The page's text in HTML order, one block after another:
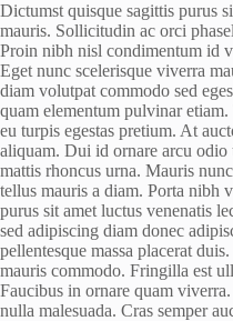
Dictumst quisque sagittis purus
mauris. Sollicitudin ac orci
Proin nibh nisl condimentum id
Eget nunc scelerisque viverra
diam volutpat commodo sed
quam elementum pulvinar
eu turpis egestas pretium. At
aliquam. Dui id ornare arcu
mattis rhoncus urna. Mauris
tellus mauris a diam. Porta nibh
purus sit amet luctus venenatis
sed adipiscing diam donec
pellentesque massa placerat
mauris commodo. Fringilla est
Faucibus in ornare quam
nulla malesuada. Cras semper